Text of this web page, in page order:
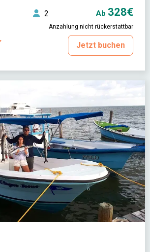
2 Ab 328€
Anzahlung nicht rückerstattbar
Jetzt buchen